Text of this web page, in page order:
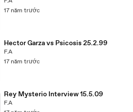
17 năm trước
Hector Garza vs Psicosis 25.2.99
F.A
17 năm trước
Rey Mysterio Interview 15.5.09
F.A